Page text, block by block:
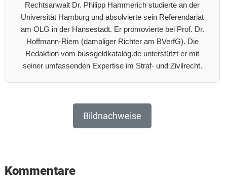
Rechtsanwalt Dr. Philipp Hammerich studierte an der
Universität Hamburg und absolvierte sein Referendariat
am OLG in der Hansestadt. Er promovierte bei Prof. Dr.
Hoffmann-Riem (damaliger Richter am BVerfG). Die
Redaktion vom bussgeldkatalog.de unterstützt er mit
seiner umfassenden Expertise im Straf- und Zivilrecht.
Bildnachweise
Reader
Kommentare